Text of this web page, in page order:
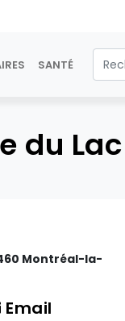
SANTÉ
du Lac
Montréal-la-
Email